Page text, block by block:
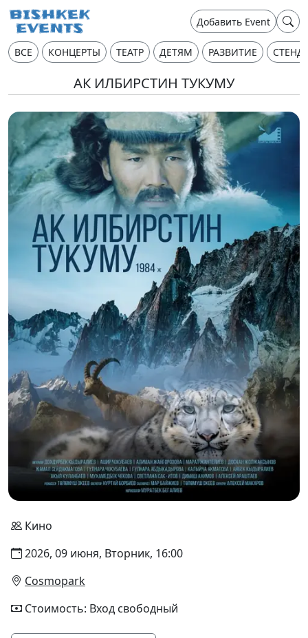
Добавить Event
ВСЕ КОНЦЕРТЫ ТЕАТР ДЕТЯМ РАЗВИТИЕ
АК ИЛБИРСТИН ТУКУМУ
Кино
2026, 09 июня, Вторник, 16:00
Cosmopark
Стоимость: Вход свободный